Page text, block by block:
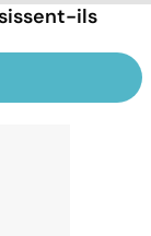
ils